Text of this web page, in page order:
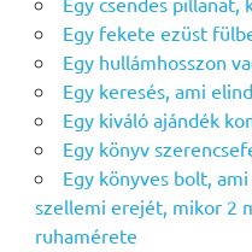
Egy fekete ezüst
Egy hullámhosszon
Egy keresés, ami
Egy kiváló ajándék
Egy könyv
Egy könyves bolt,
szellemi erejét, mikor 2
ruhamérete